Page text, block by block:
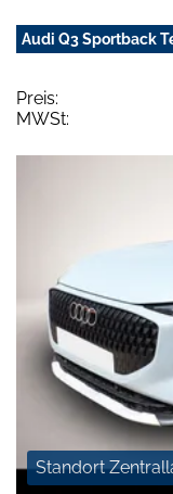
Audi Q3 Sportback
Preis:
MWSt:
Standort